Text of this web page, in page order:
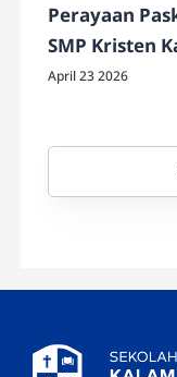
Perayaan
SMP Kristen
April 23 2026